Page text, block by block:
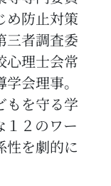
め防止対策
三者調査委
心理士会常
会理事。
もを守る学
１２のワー
性を劇的に